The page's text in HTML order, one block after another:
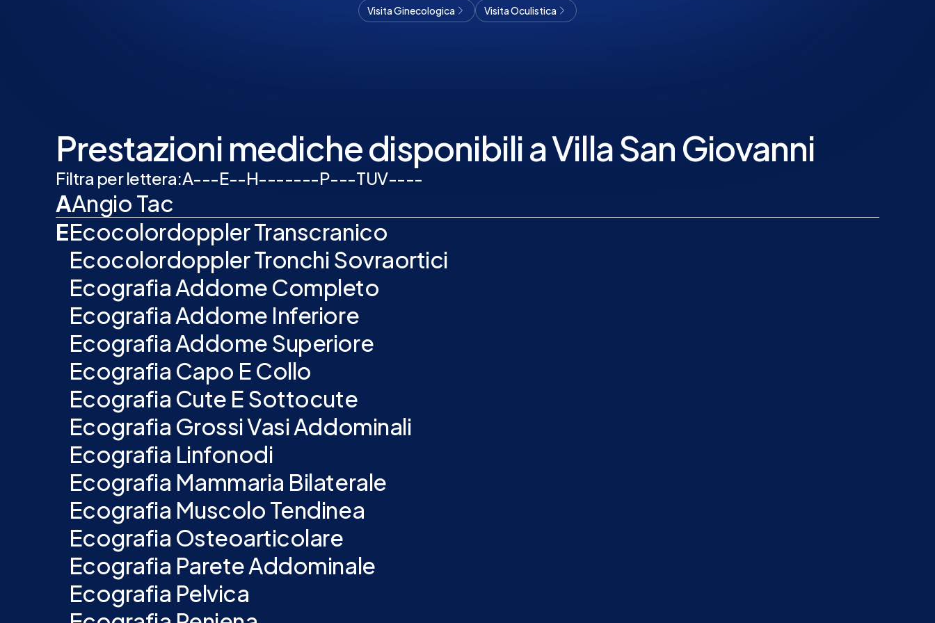
Visita Ginecologica
Visita Oculistica
Prestazioni mediche disponibili a Villa San Giovanni
Filtra per lettera:A---E--H-------P---TUV----
AAngio Tac
EEcocolordoppler Transcranico
Ecocolordoppler Tronchi Sovraortici
Ecografia Addome Completo
Ecografia Addome Inferiore
Ecografia Addome Superiore
Ecografia Capo E Collo
Ecografia Cute E Sottocute
Ecografia Grossi Vasi Addominali
Ecografia Linfonodi
Ecografia Mammaria Bilaterale
Ecografia Muscolo Tendinea
Ecografia Osteoarticolare
Ecografia Parete Addominale
Ecografia Pelvica